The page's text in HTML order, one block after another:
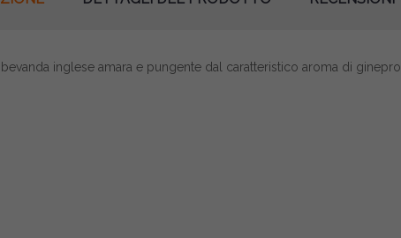
bevanda inglese amara e pungente dal caratteristico aroma di ginepro